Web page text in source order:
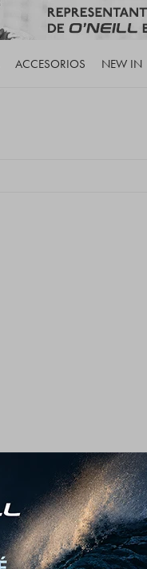
ACCESORIOS NEW IN